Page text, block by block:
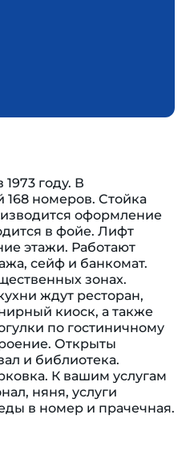
году. В
номеров. Cтойка
оформление
в фойе. Лифт
этажи. Работают
сейф и банкомат.
зонах.
ждут ресторан,
киоск, а также
по гостиничному
Открыты
и библиотека.
К вашим услугам
няня, услуги
в номер и прачечная.